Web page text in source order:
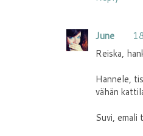
June
Reiska,
Hannele,
vähän
Suvi, emali